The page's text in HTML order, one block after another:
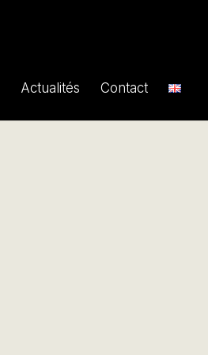
Actualités Contact